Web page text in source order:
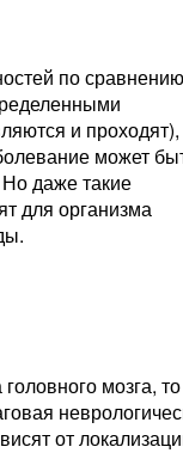
по
и проходят),
может
даже такие
для организма
мозга, то
от